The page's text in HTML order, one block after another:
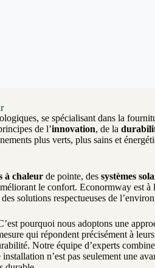
se spécialisant dans la
de l’innovation, de la
plus verts, plus sains et
à chaleurde pointe, des systèmes
le confort. Econormway est à
solutions respectueuses de
pourquoi nous adoptons une
qui répondent précisément à
Notre équipe d’experts
n’est pas seulement une